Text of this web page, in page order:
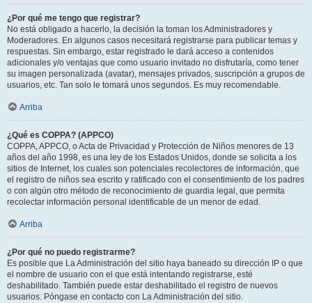
¿Por qué me tengo que registrar?
No está obligado a hacerlo, la decisión la toman los Administradores y
Moderadores. En algunos casos necesitará registrarse para publicar temas y
respuestas. Sin embargo, estar registrado le dará acceso a contenidos
adicionales y/o ventajas que como usuario invitado no disfrutaría, como tener
su imagen personalizada (avatar), mensajes privados, suscripción a grupos de
usuarios, etc. Tan solo le tomará unos segundos. Es muy recomendable.
Arriba
¿Qué es COPPA? (APPCO)
COPPA, APPCO, o Acta de Privacidad y Protección de Niños menores de 13
años del año 1998, es una ley de los Estados Unidos, donde se solicita a los
sitios de Internet, los cuales son potenciales recolectores de información, que
el registro de niños sea escrito y ratificado con el consentimiento de los padres
o con algún otro método de reconocimiento de guardia legal, que permita
recolectar información personal identificable de un menor de edad.
Arriba
¿Por qué no puedo registrarme?
Es posible que La Administración del sitio haya baneado su dirección IP o que
el nombre de usuario con el que está intentando registrarse, esté
deshabilitado. También puede estar deshabilitado el registro de nuevos
usuarios. Póngase en contacto con La Administración del sitio.